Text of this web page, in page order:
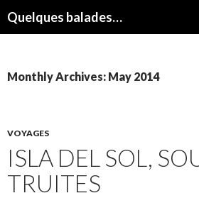
Quelques balades…
Monthly Archives: May 2014
VOYAGES
ISLA DEL SOL,
TRUITES